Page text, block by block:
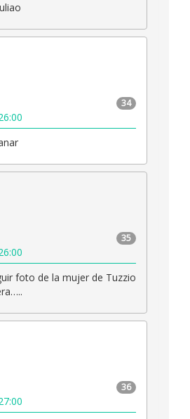
34
35
foto de la mujer de Tuzzio
36